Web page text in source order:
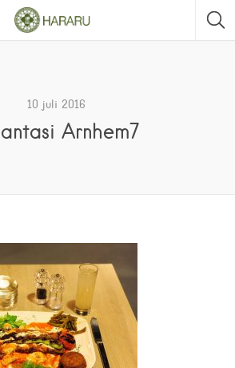
10 juli 2016
Arnhem7